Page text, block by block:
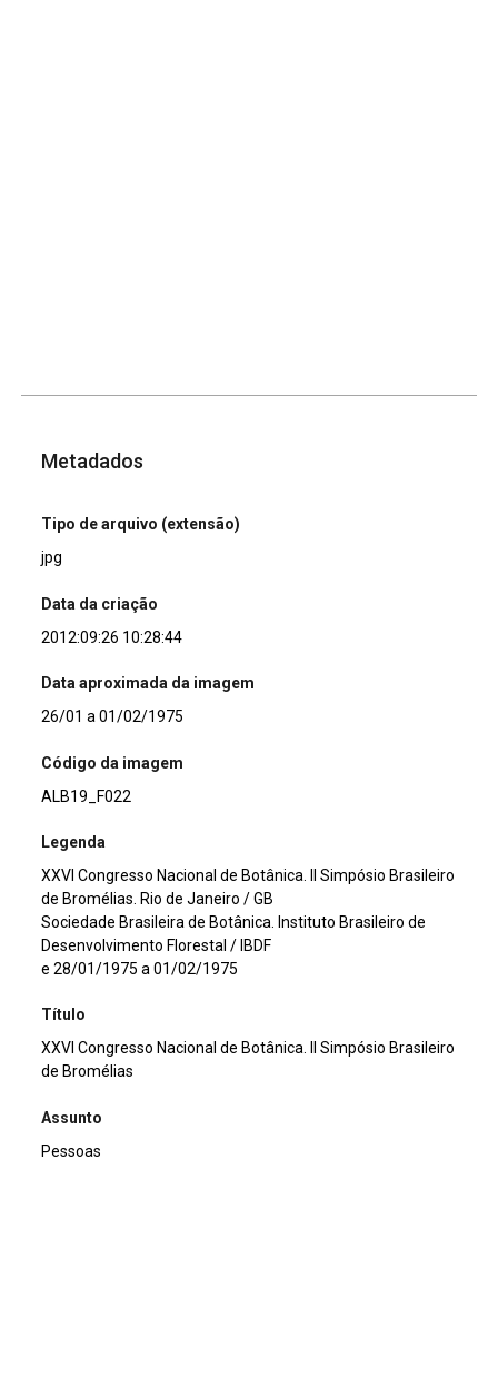
Metadados
Tipo de arquivo (extensão)
jpg
Data da criação
2012:09:26 10:28:44
Data aproximada da imagem
26/01 a 01/02/1975
Código da imagem
ALB19_F022
Legenda
XXVI Congresso Nacional de Botânica. II Simpósio Brasileiro
de Bromélias. Rio de Janeiro / GB
Sociedade Brasileira de Botânica. Instituto Brasileiro de
Desenvolvimento Florestal / IBDF
e 28/01/1975 a 01/02/1975
Título
XXVI Congresso Nacional de Botânica. II Simpósio Brasileiro
de Bromélias
Assunto
Pessoas